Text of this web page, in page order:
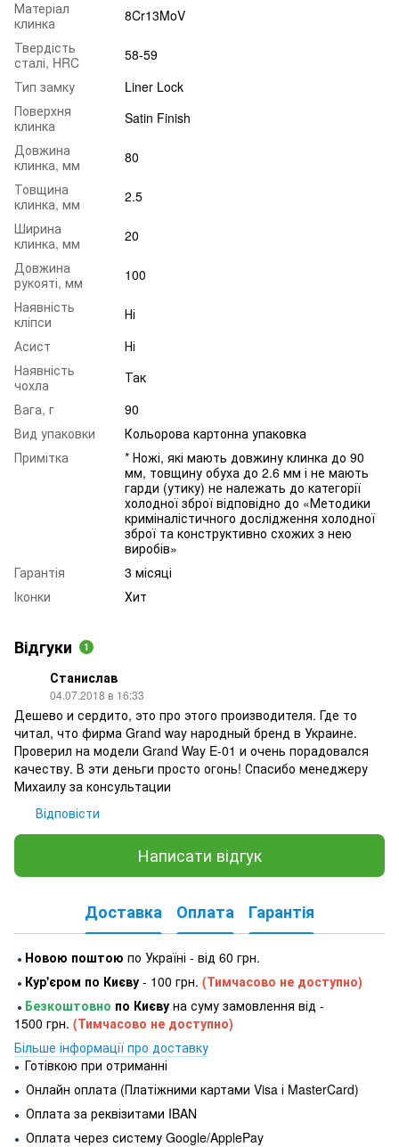
Матеріал
клинка
8Cr13MoV
Твердість
сталі, HRC
58-59
Тип замку
Liner Lock
Поверхня
клинка
Satin Finish
Довжина
клинка, мм
80
Товщина
клинка, мм
2.5
Ширина
клинка, мм
20
Довжина
рукояті, мм
100
Наявність
кліпси
Ні
Асист
Ні
Наявність
чохла
Так
Вага, г
90
Вид упаковки
Кольорова картонна упаковка
Примітка
* Ножі, які мають довжину клинка до 90
мм, товщину обуха до 2.6 мм і не мають
гарди (утику) не належать до категорії
холодної зброї відповідно до «Методики
криміналістичного дослідження холодної
зброї та конструктивно схожих з нею
виробів»
Гарантія
3 місяці
Іконки
Хит
Відгуки 1
Станислав
04.07.2018 в 16:33
Дешево и сердито, это про этого производителя. Где то
читал, что фирма Grand way народный бренд в Украине.
Проверил на модели Grand Way E-01 и очень порадовался
качеству. В эти деньги просто огонь! Спасибо менеджеру
Михаилу за консультации
Відповісти
Написати відгук
Доставка Оплата Гарантія
● Новою поштою по Україні - від 60 грн.
● Кур'єром по Києву - 100 грн. (Тимчасово не доступно)
● Безкоштовно по Києву на суму замовлення від -
1500 грн. (Тимчасово не доступно)
Більше інформації про доставку
● Готівкою при отриманні
● Онлайн оплата (Платіжними картами Visa і MasterCard)
● Оплата за реквізитами IBAN
● Оплата через систему Google/ApplePay